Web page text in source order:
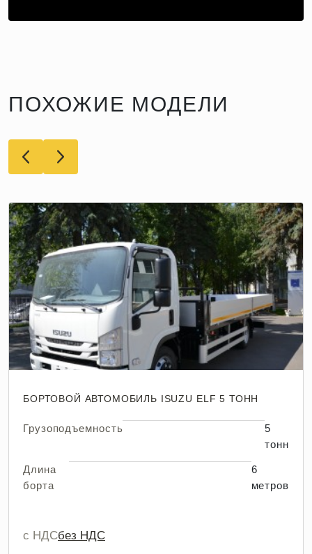
ПОХОЖИЕ МОДЕЛИ
БОРТОВОЙ АВТОМОБИЛЬ ISUZU ELF 5 ТОНН
Грузоподъемность
5
тонн
Длина
борта
6
метров
с НДСбез НДС